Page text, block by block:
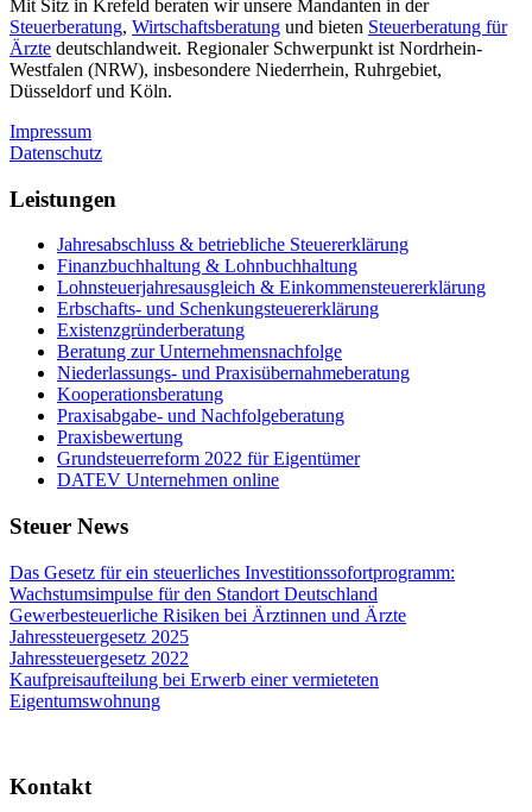
Mit Sitz in Krefeld beraten wir unsere Mandanten in der
Steuerberatung, Wirtschaftsberatung und bieten Steuerberatung für
Ärzte deutschlandweit. Regionaler Schwerpunkt ist Nordrhein-
Westfalen (NRW), insbesondere Niederrhein, Ruhrgebiet,
Düsseldorf und Köln.
Impressum
Datenschutz
Leistungen
Jahresabschluss & betriebliche Steuererklärung
Finanzbuchhaltung & Lohnbuchhaltung
Lohnsteuerjahresausgleich & Einkommensteuererklärung
Erbschafts- und Schenkungsteuererklärung
Existenzgründerberatung
Beratung zur Unternehmensnachfolge
Niederlassungs- und Praxisübernahmeberatung
Kooperationsberatung
Praxisabgabe- und Nachfolgeberatung
Praxisbewertung
Grundsteuerreform 2022 für Eigentümer
DATEV Unternehmen online
Steuer News
Das Gesetz für ein steuerliches Investitionssofortprogramm:
Wachstumsimpulse für den Standort Deutschland
Gewerbesteuerliche Risiken bei Ärztinnen und Ärzte
Jahressteuergesetz 2025
Jahressteuergesetz 2022
Kaufpreisaufteilung bei Erwerb einer vermieteten
Eigentumswohnung
Kontakt